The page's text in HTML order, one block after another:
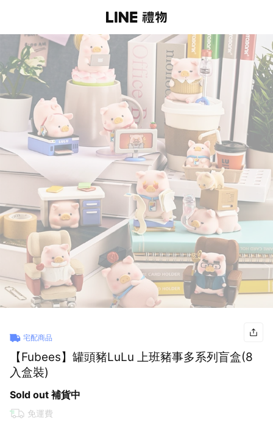
宅配商品
【Fubees】罐頭豬LuLu 上班豬事多系列盲盒(8
入盒裝)
Sold out 補貨中
免運費